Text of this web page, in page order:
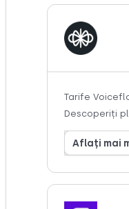
Tarife
Descoperiți
Aflați mai